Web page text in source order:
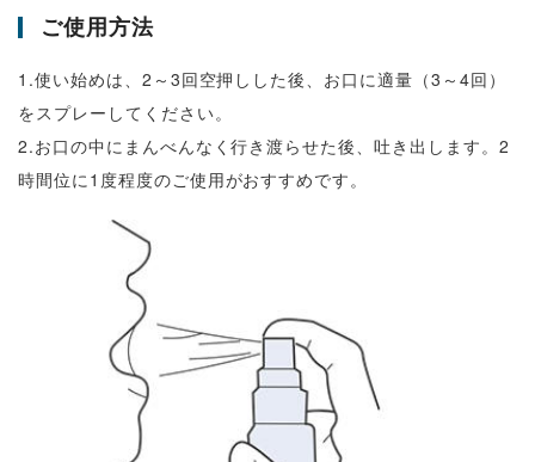
ご使用方法
1.使い始めは、2～3回空押しした後、お口に適量（3～4回）
をスプレーしてください。
2.お口の中にまんべんなく行き渡らせた後、吐き出します。2
時間位に1度程度のご使用がおすすめです。